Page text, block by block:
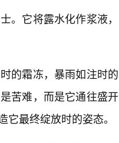
。它将露水化作浆液，
的霜冻，暴雨如注时的
苦难，而是它通往盛开
最终绽放时的姿态。